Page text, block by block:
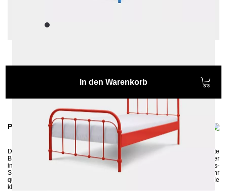
In den Warenkorb
Produktinformationen
Das freche Bettchen AMITA mit einem Schuss von Nostalgie ist das perfekte
Bett für Kinder und Jugendliche: bunt, hip und robust. Ein wahrer Hingucker
in jedem Schlafzimmer, der perfekt zu einem Retro-, Vintage- und Landhaus-
Stil passt. In aufwändiger Handarbeit hergestellt ist das Metallbett sehr
qualitativ und stabil, somit auch für Erwachsene sehr gut geeignet. Die
kleinen gerillten Eisenkugel runden das Retro-Look ab.